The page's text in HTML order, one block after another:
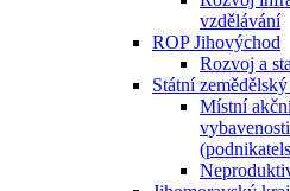
vzdělávání
ROP Jihovýchod
Rozvoj a
Státní
Místní